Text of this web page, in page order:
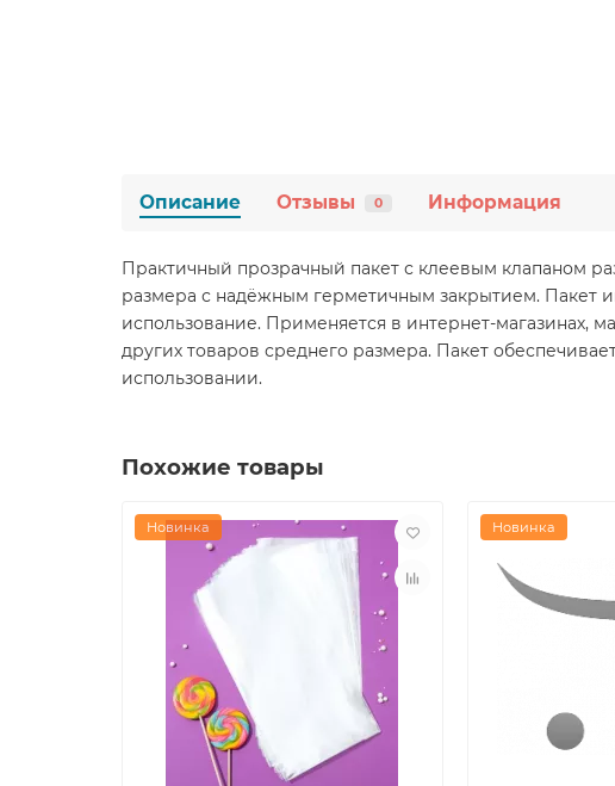
Описание Отзывы 0 Информация
Практичный прозрачный пакет с клеевым клапаном
размера с надёжным герметичным закрытием. Пакет
использование. Применяется в интернет-магазинах,
других товаров среднего размера. Пакет
использовании.
Похожие товары
Новинка Новинка